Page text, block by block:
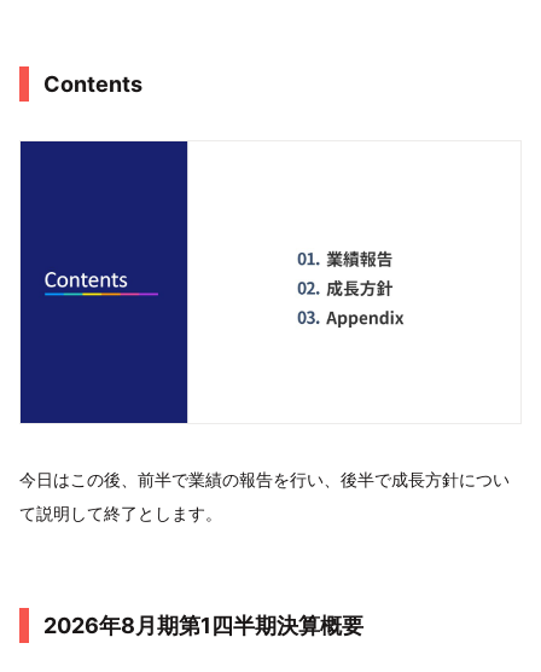
Contents
今日はこの後、前半で業績の報告を行い、後半で成長方針につい
て説明して終了とします。
2026年8月期第1四半期決算概要